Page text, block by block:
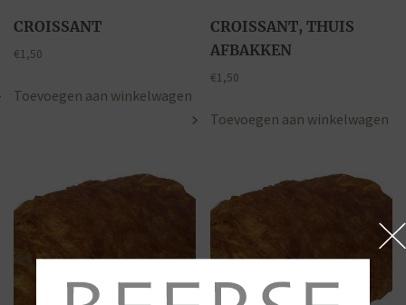
CROISSANT
€1,50
Toevoegen aan winkelwagen
CROISSANT, THUIS
AFBAKKEN
€1,50
Toevoegen aan winkelwagen